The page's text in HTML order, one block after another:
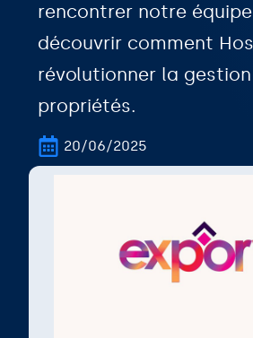
rencontrer notre
découvrir comment
révolutionner la
propriétés.
20/06/2025